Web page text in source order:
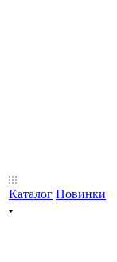
Каталог Новинки